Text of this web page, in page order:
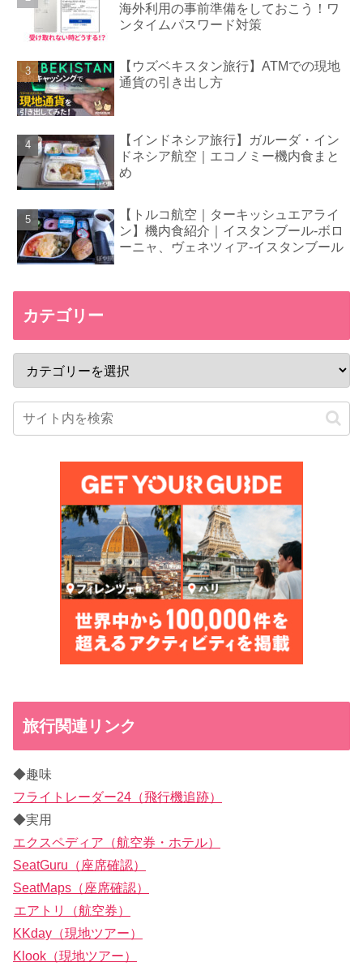
海外利用の事前準備をしておこう！ワ
ンタイムパスワード対策
【ウズベキスタン旅行】ATMでの現地
通貨の引き出し方
【インドネシア旅行】ガルーダ・イン
ドネシア航空｜エコノミー機内食まと
め
【トルコ航空｜ターキッシュエアライ
ン】機内食紹介｜イスタンブール-ボロ
ーニャ、ヴェネツィア-イスタンブール
カテゴリー
旅行関連リンク
◆趣味
フライトレーダー24（飛行機追跡）
◆実用
エクスペディア（航空券・ホテル）
SeatGuru（座席確認）
SeatMaps（座席確認）
エアトリ（航空券）
KKday（現地ツアー）
Klook（現地ツアー）